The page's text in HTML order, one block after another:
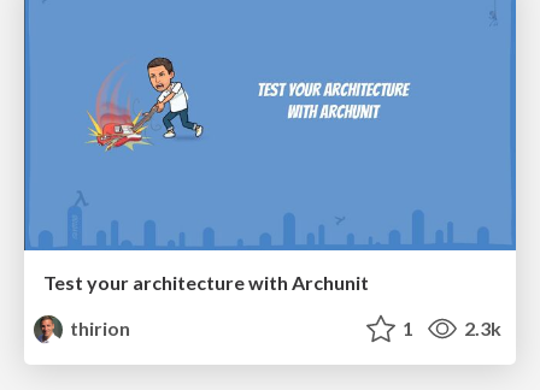
Test your architecture with Archunit
thirion
1 2.3k